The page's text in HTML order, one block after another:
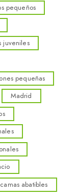
pequeños
juveniles
pequeñas
Madrid
abatibles